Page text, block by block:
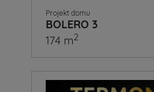
Projekt domu
BOLERO 3
174 m2